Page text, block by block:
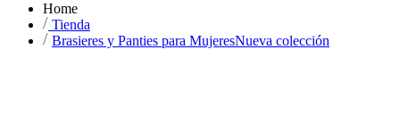
Home
Tienda
Brasieres y Panties para MujeresNueva colección